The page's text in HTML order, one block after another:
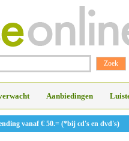
Aanbiedingen
vanaf € 50.= (*bij cd's en dvd's)